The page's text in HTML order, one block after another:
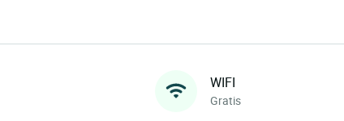
WIFI
Gratis